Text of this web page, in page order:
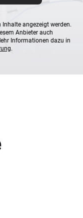
Inhalte angezeigt werden.
Anbieter auch
Informationen dazu in
.